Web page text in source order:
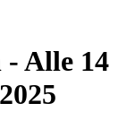
- Alle 14
2025